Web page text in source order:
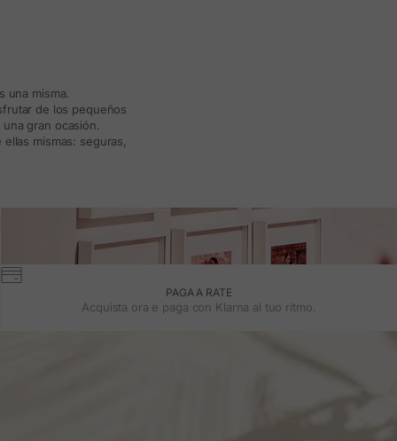
misma.
de los pequeños
gran ocasión.
mismas: seguras,
PAGA A RATE
Acquista ora e paga con Klarna al tuo ritmo.